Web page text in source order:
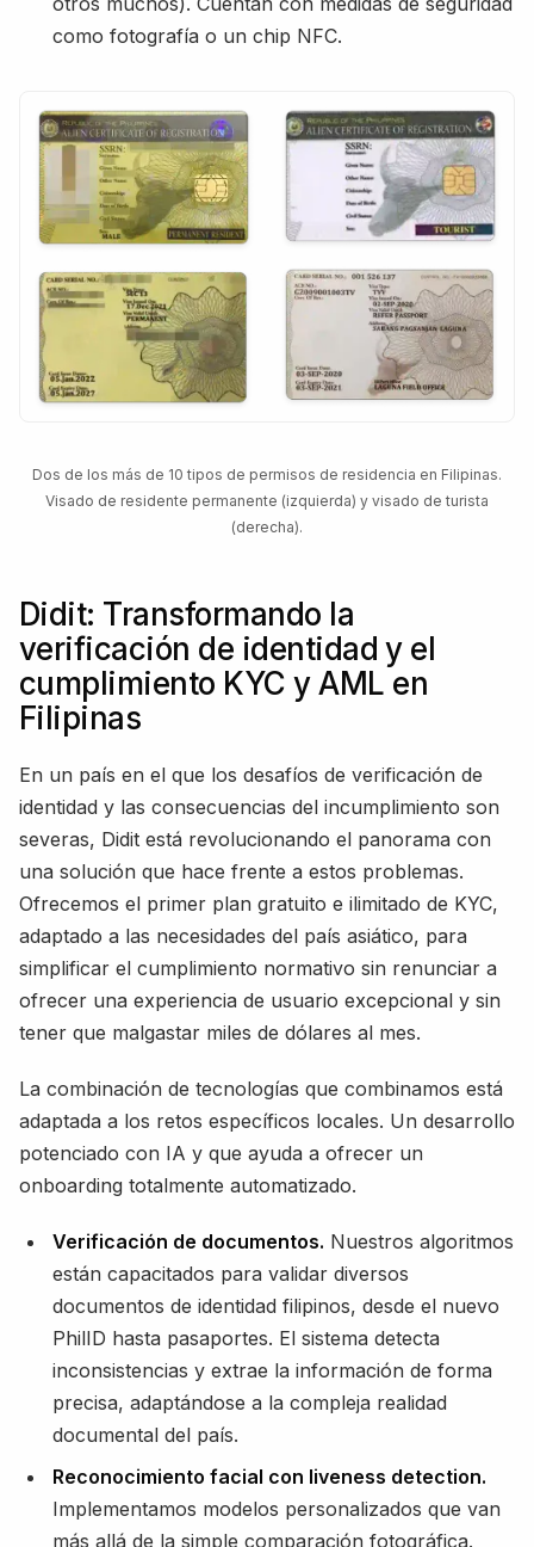
como fotografía o un chip NFC.
Dos de los más de 10 tipos de permisos de residencia en Filipinas.
Visado de residente permanente (izquierda) y visado de turista
(derecha).
Didit: Transformando la
verificación de identidad y el
cumplimiento KYC y AML en
Filipinas
En un país en el que los desafíos de verificación de
identidad y las consecuencias del incumplimiento son
severas, Didit está revolucionando el panorama con
una solución que hace frente a estos problemas.
Ofrecemos el primer plan gratuito e ilimitado de KYC,
adaptado a las necesidades del país asiático, para
simplificar el cumplimiento normativo sin renunciar a
ofrecer una experiencia de usuario excepcional y sin
tener que malgastar miles de dólares al mes.
La combinación de tecnologías que combinamos está
adaptada a los retos específicos locales. Un desarrollo
potenciado con IA y que ayuda a ofrecer un
onboarding totalmente automatizado.
Verificación de documentos. Nuestros algoritmos
están capacitados para validar diversos
documentos de identidad filipinos, desde el nuevo
PhilID hasta pasaportes. El sistema detecta
inconsistencias y extrae la información de forma
precisa, adaptándose a la compleja realidad
documental del país.
Reconocimiento facial con liveness detection.
Implementamos modelos personalizados que van
más allá de la simple comparación fotográfica.